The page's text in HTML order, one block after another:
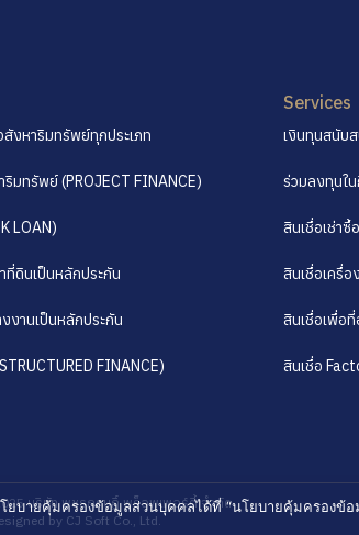
งหาริมทรัพย์ทุกประเภท
มทรัพย์ (PROJECT FINANCE)
LOAN)
ดินเป็นหลักประกัน
งานเป็นหลักประกัน
FINANCE)
Services
เงินทุนสนับ
ร่วมลงทุนใ
สินเชื่อเช่า
สินเชื่อเครื่อ
สินเชื่อเพื่อ
สินเชื่อ
บริษัท พชรกฤษฎิ์ พร็อพเพอร์ตี้ จำกัด
by CJ Soft Co., Ltd.
ยบายคุ้มครองข้อมูลส่วนบุคคลได้ที่ “นโยบายคุ้มครองข้